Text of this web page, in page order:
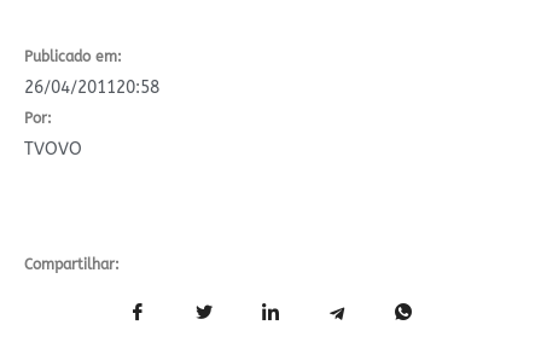
Publicado em:
26/04/201120:58
Por:
TVOVO
Compartilhar: